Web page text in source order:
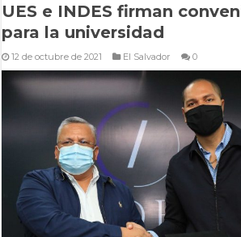
UES e INDES firman
para la universidad
12 de octubre de 2021 El Salvador 0